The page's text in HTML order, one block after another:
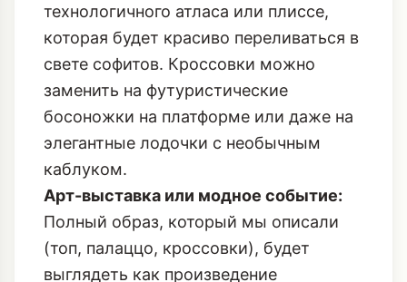
технологичного атласа или плиссе,
которая будет красиво переливаться в
свете софитов. Кроссовки можно
заменить на футуристические
босоножки на платформе или даже на
элегантные лодочки с необычным
каблуком.
Арт-выставка или модное событие:
Полный образ, который мы описали
(топ, палаццо, кроссовки), будет
выглядеть как произведение